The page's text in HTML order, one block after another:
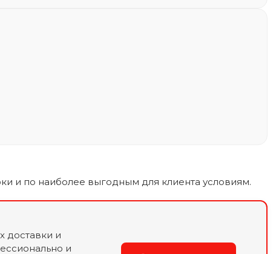
и по наиболее выгодным для клиента условиям.
доставки и
и